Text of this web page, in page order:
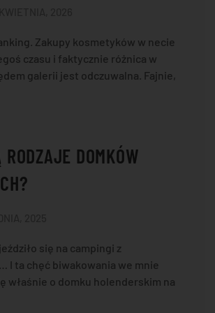
Zakupy kosmetyków w necie
czasu i faktycznie różnica w
galerii jest odczuwalna. Fajnie,
DOMKÓW
się na campingi z
I ta chęć biwakowania we mnie
właśnie o domku holenderskim na